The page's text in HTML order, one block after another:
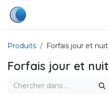
Se rendre au contenu
Produits Forfais jour et nuit
Forfais jour et nuit